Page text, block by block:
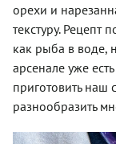
орехи и
текстуру. Рецепт
как рыба в воде,
арсенале уже
приготовить наш
разнообразить